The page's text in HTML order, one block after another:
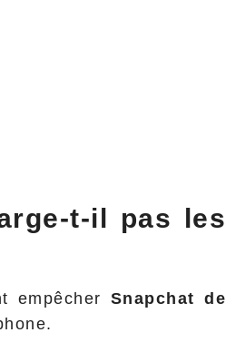
t-il pas les
empêcher Snapchat de